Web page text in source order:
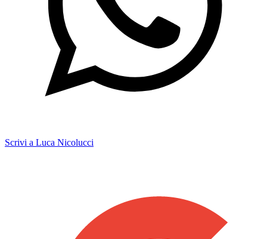
Scrivi a Luca Nicolucci